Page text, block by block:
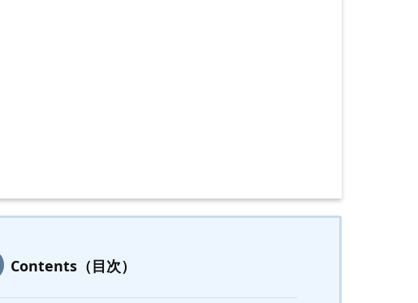
Contents（目次）